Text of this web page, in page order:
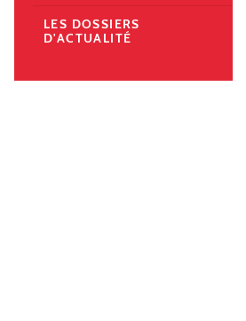
LES DOSSIERS
D'ACTUALITÉ